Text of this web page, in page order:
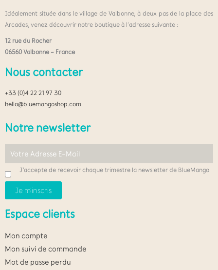
Idéalement située dans le village de Valbonne, à deux pas de la place des
Arcades, venez découvrir notre boutique à l’adresse suivante :
12 rue du Rocher
06560 Valbonne – France
Nous contacter
+33 (0)4 22 21 97 30
hello@bluemangoshop.com
Notre newsletter
J'accepte de recevoir chaque trimestre la newsletter de BlueMango
Espace clients
Mon compte
Mon suivi de commande
Mot de passe perdu